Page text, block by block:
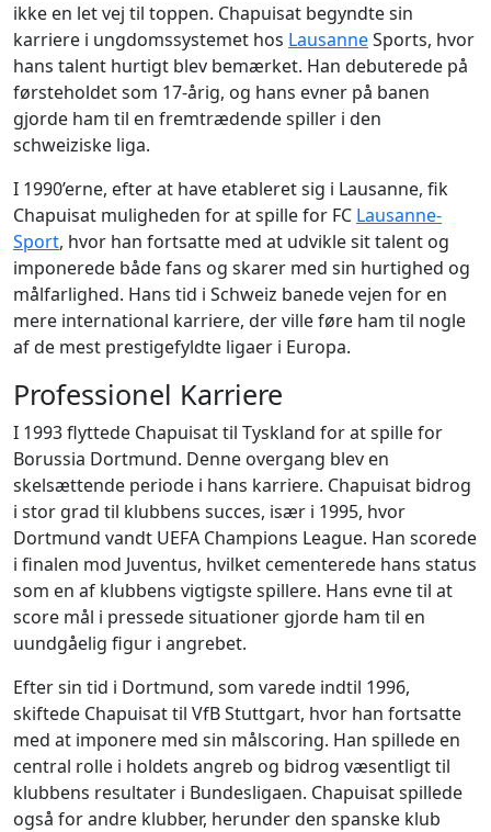
ikke en let vej til toppen. Chapuisat begyndte sin
karriere i ungdomssystemet hos LausanneSports, hvor
hans talent hurtigt blev bemærket. Han debuterede på
førsteholdet som 17-årig, og hans evner på banen
gjorde ham til en fremtrædende spiller i den
schweiziske liga.
I 1990’erne, efter at have etableret sig i Lausanne, fik
Chapuisat muligheden for at spille for FC Lausanne-
Sport, hvor han fortsatte med at udvikle sit talent og
imponerede både fans og skarer med sin hurtighed og
målfarlighed. Hans tid i Schweiz banede vejen for en
mere international karriere, der ville føre ham til nogle
af de mest prestigefyldte ligaer i Europa.
Professionel Karriere
I 1993 flyttede Chapuisat til Tyskland for at spille for
Borussia Dortmund. Denne overgang blev en
skelsættende periode i hans karriere. Chapuisat bidrog
i stor grad til klubbens succes, især i 1995, hvor
Dortmund vandt UEFA Champions League. Han scorede
i finalen mod Juventus, hvilket cementerede hans status
som en af klubbens vigtigste spillere. Hans evne til at
score mål i pressede situationer gjorde ham til en
uundgåelig figur i angrebet.
Efter sin tid i Dortmund, som varede indtil 1996,
skiftede Chapuisat til VfB Stuttgart, hvor han fortsatte
med at imponere med sin målscoring. Han spillede en
central rolle i holdets angreb og bidrog væsentligt til
klubbens resultater i Bundesligaen. Chapuisat spillede
også for andre klubber, herunder den spanske klub